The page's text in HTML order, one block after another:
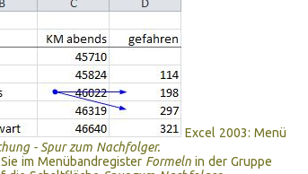
Excel 2003: Menü
- Spur zum Nachfolger.
im Menübandregister Formeln in der Gruppe